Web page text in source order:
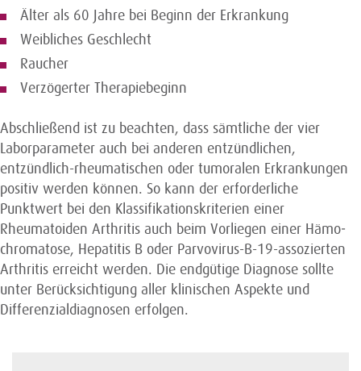
Älter als 60 Jahre bei Beginn der Erkrankung
Weibliches Geschlecht
Raucher
Verzögerter Therapiebeginn
Abschließend ist zu beachten, dass sämtliche der vier
Laborparameter auch bei anderen entzündlichen,
entzündlich-rheumatischen oder tumoralen Erkrankungen
positiv werden können. So kann der erforderliche
Punktwert bei den Klassifikationskriterien einer
Rheumatoiden Arthritis auch beim Vorliegen einer Hämo­
chromatose, Hepatitis B oder Parvovirus-B-19-assozierten
Arthritis erreicht werden. Die endgütige Diagnose sollte
unter Berücksichtigung aller klinischen Aspekte und
Differenzialdiagnosen erfolgen.